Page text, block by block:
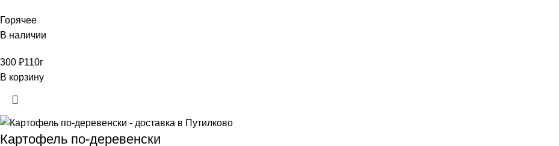
Горячее
В наличии
300 ₽110г
В корзину
Картофель по-деревенски